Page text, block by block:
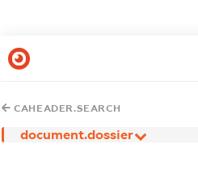
CAHEADER.SEARCH
document.dossier